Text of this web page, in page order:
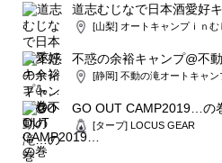
道志むじなで日本酒愛好
[山梨] オートキャンプｉｎむ
不惑の余裕キャンプ@不
[静岡] 不動の滝オートキャン
GO OUT CAMP2019…の
[タープ] LOCUS GEAR